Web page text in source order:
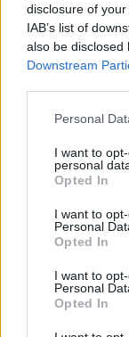
disclosure of
IAB’s list of
also be disclosed
Downstream
Please note that
not limited to
grant or deny
use your data
consent section.
Personal
I want to
personal
Opted In
I want to
Personal
Opted In
I want to
Personal
Opted In
„A
mondta
hogy